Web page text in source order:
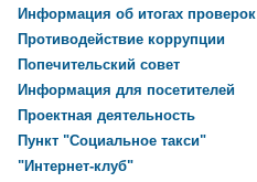
Информация об итогах проверок
Противодействие коррупции
Попечительский совет
Информация для посетителей
Проектная деятельность
Пункт "Социальное такси"
"Интернет-клуб"